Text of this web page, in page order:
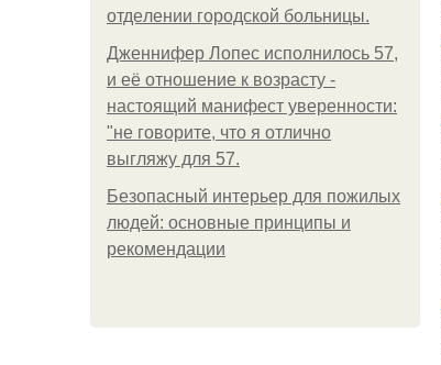
oтдeлeнии гopoдcкoй бoльницы.
Дженнифер Лопес исполнилось 57,
и её отношение к возрасту -
настоящий манифест уверенности:
"не говорите, что я отлично
выгляжу для 57.
Безопасный интерьер для пожилых
людей: основные принципы и
рекомендации